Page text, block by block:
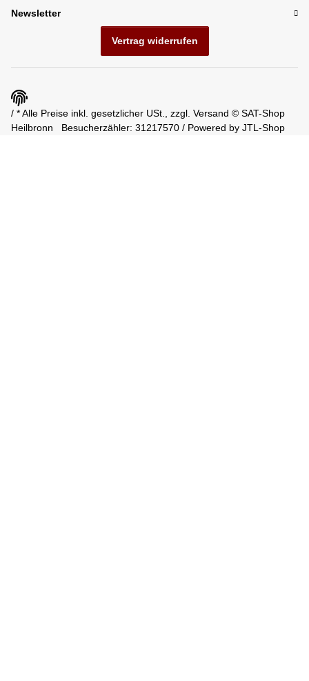
Newsletter
Vertrag widerrufen
/ * Alle Preise inkl. gesetzlicher USt., zzgl. Versand © SAT-Shop
Heilbronn
Besucherzähler: 31217570 / Powered by JTL-Shop